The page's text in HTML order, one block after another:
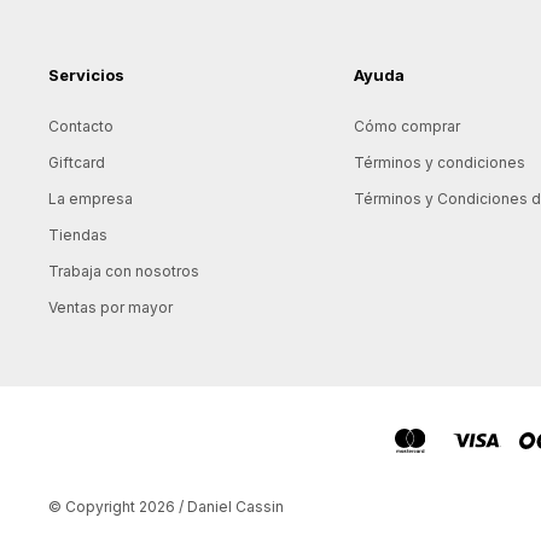
Servicios
Contacto
Giftcard
La empresa
Tiendas
Trabaja con nosotros
Ventas por mayor
Ayuda
Cómo comprar
Términos y condiciones
Términos y Condiciones
© Copyright 2026 / Daniel Cassin